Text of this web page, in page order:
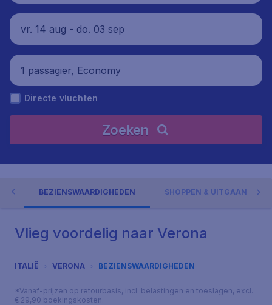
vr. 14 aug - do. 03 sep
1 passagier, Economy
Directe vluchten
Zoeken
BEZIENSWAARDIGHEDEN SHOPPEN & UITGAAN
Vlieg voordelig naar Verona
ITALIË VERONA BEZIENSWAARDIGHEDEN
*Vanaf-prijzen op retourbasis, incl. belastingen en toeslagen, excl.
€ 29,90 boekingskosten.